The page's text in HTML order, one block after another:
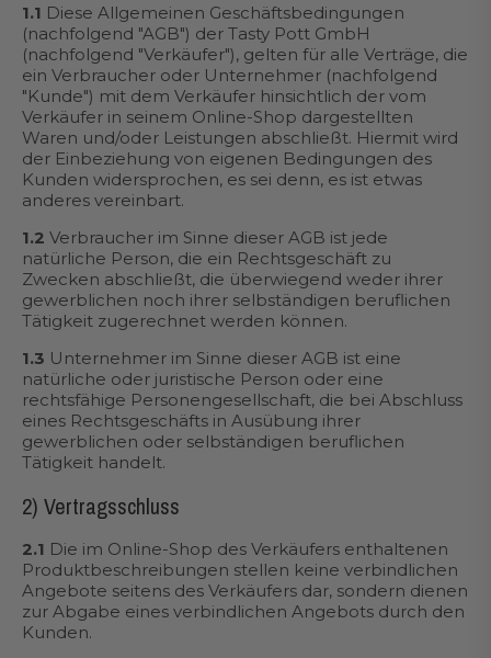
1.1 Diese Allgemeinen Geschäftsbedingungen
(nachfolgend "AGB") der Tasty Pott GmbH
(nachfolgend "Verkäufer"), gelten für alle Verträge, die
ein Verbraucher oder Unternehmer (nachfolgend
"Kunde") mit dem Verkäufer hinsichtlich der vom
Verkäufer in seinem Online-Shop dargestellten
Waren und/oder Leistungen abschließt. Hiermit wird
der Einbeziehung von eigenen Bedingungen des
Kunden widersprochen, es sei denn, es ist etwas
anderes vereinbart.
1.2 Verbraucher im Sinne dieser AGB ist jede
natürliche Person, die ein Rechtsgeschäft zu
Zwecken abschließt, die überwiegend weder ihrer
gewerblichen noch ihrer selbständigen beruflichen
Tätigkeit zugerechnet werden können.
1.3 Unternehmer im Sinne dieser AGB ist eine
natürliche oder juristische Person oder eine
rechtsfähige Personengesellschaft, die bei Abschluss
eines Rechtsgeschäfts in Ausübung ihrer
gewerblichen oder selbständigen beruflichen
Tätigkeit handelt.
2) Vertragsschluss
2.1 Die im Online-Shop des Verkäufers enthaltenen
Produktbeschreibungen stellen keine verbindlichen
Angebote seitens des Verkäufers dar, sondern dienen
zur Abgabe eines verbindlichen Angebots durch den
Kunden.